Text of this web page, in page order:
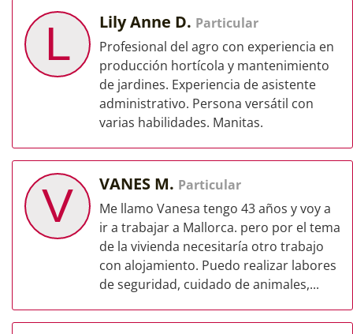
L Lily Anne D. Particular
Profesional del agro con experiencia en
producción hortícola y mantenimiento
de jardines. Experiencia de asistente
administrativo. Persona versátil con
varias habilidades. Manitas.
V VANES M. Particular
Me llamo Vanesa tengo 43 años y voy a
ir a trabajar a Mallorca. pero por el tema
de la vivienda necesitaría otro trabajo
con alojamiento. Puedo realizar labores
de seguridad, cuidado de animales,...